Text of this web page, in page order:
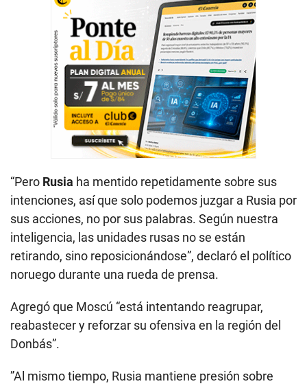
“Pero Rusia ha mentido repetidamente sobre sus
intenciones, así que solo podemos juzgar a Rusia por
sus acciones, no por sus palabras. Según nuestra
inteligencia, las unidades rusas no se están
retirando, sino reposicionándose”, declaró el político
noruego durante una rueda de prensa.
Agregó que Moscú “está intentando reagrupar,
reabastecer y reforzar su ofensiva en la región del
Donbás”.
”Al mismo tiempo, Rusia mantiene presión sobre